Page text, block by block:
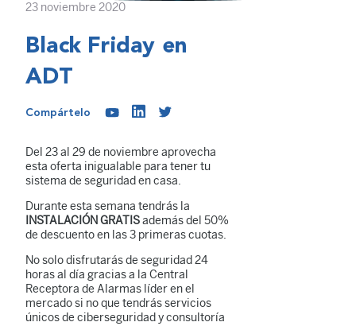
23 noviembre 2020
Black Friday en
ADT
Compártelo
Del 23 al 29 de noviembre aprovecha
esta oferta inigualable para tener tu
sistema de seguridad en casa.
Durante esta semana tendrás la
INSTALACIÓN GRATISademás del 50%
de descuento en las 3 primeras cuotas.
No solo disfrutarás de seguridad 24
horas al día gracias a la Central
Receptora de Alarmas líder en el
mercado si no que tendrás servicios
únicos de ciberseguridad y consultoría